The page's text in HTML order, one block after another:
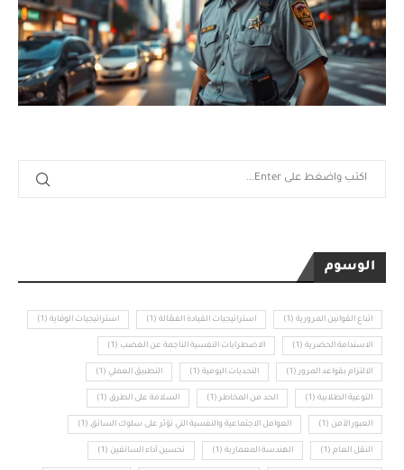
الوسوم
اتباع القوانين المرورية (1) استراتيجيات القيادة الفعّالة (1) استراتيجيات الوقاية (1)
الاستدامة الحضرية (1) الاضطرابات النفسية الناجمة عن الغضب (1)
الالتزام بقواعد المرور (1) التحديات اليومية (1) التطبيق العملي (1)
التوعية الطلابية (1) الحد من المخاطر (1) السلامة على الطرق (1)
العبور الآمن (1) العوامل الاجتماعية والنفسية التي تؤثر على سلوك السائق (1)
النقل العام (1) الهندسة المعمارية (1) تحسين أداء السائقين (1)